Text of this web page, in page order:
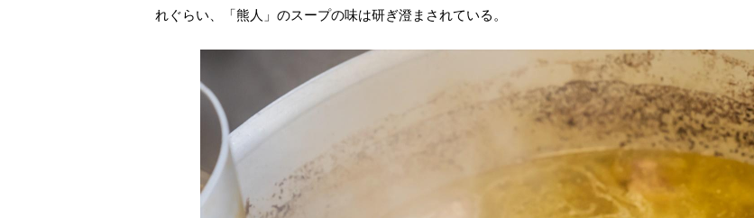
れぐらい、「熊人」のスープの味は研ぎ澄まされている。